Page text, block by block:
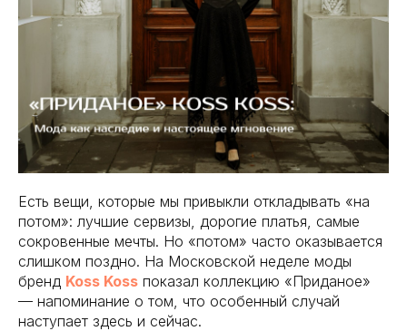
Есть вещи, которые мы привыкли откладывать «на
потом»: лучшие сервизы, дорогие платья, самые
сокровенные мечты. Но «потом» часто оказывается
слишком поздно. На Московской неделе моды
бренд Koss Koss показал коллекцию «Приданое»
— напоминание о том, что особенный случай
наступает здесь и сейчас.